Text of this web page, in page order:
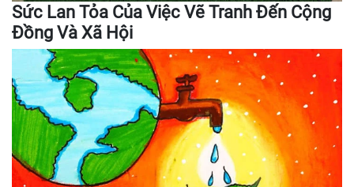
Sức Lan Tỏa Của Việc Vẽ Tranh Đến Cộng
Đồng Và Xã Hội